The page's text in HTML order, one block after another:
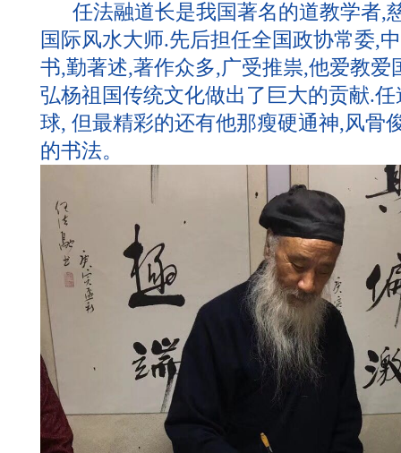
任法融道长是我国著名的道教学者,
国际风水大师.先后担任全国政协常委,
书,勤著述,著作众多,广受推祟,他爱教爱
弘杨祖国传统文化做出了巨大的贡献.
球, 但最精彩的还有他那瘦硬通神,风骨
的书法。